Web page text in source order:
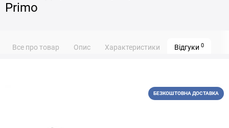
Primo
Все про товар Опис Характеристики Відгуки 0
БЕЗКОШТОВНА ДОСТАВКА